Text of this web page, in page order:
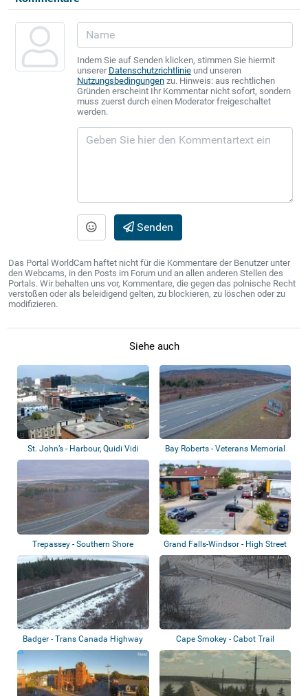
Indem Sie auf Senden klicken, stimmen Sie hiermit
unserer Datenschutzrichtlinieund unseren
Nutzungsbedingungenzu. Hinweis: aus rechtlichen
Gründen erscheint Ihr Kommentar nicht sofort, sondern
muss zuerst durch einen Moderator freigeschaltet
werden.
Senden
Das Portal WorldCam haftet nicht für die Kommentare der Benutzer unter
den Webcams, in den Posts im Forum und an allen anderen Stellen des
Portals. Wir behalten uns vor, Kommentare, die gegen das polnische Recht
verstoßen oder als beleidigend gelten, zu blockieren, zu löschen oder zu
modifizieren.
Siehe auch
St. John’s - Harbour, Quidi Vidi
Lake, B...
Bay Roberts - Veterans Memorial
Highway
Trepassey - Southern Shore
Highway
Grand Falls-Windsor - High Street
Badger - Trans Canada Highway Cape Smokey - Cabot Trail